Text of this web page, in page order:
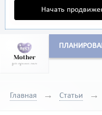
Начать
Главная Статьи